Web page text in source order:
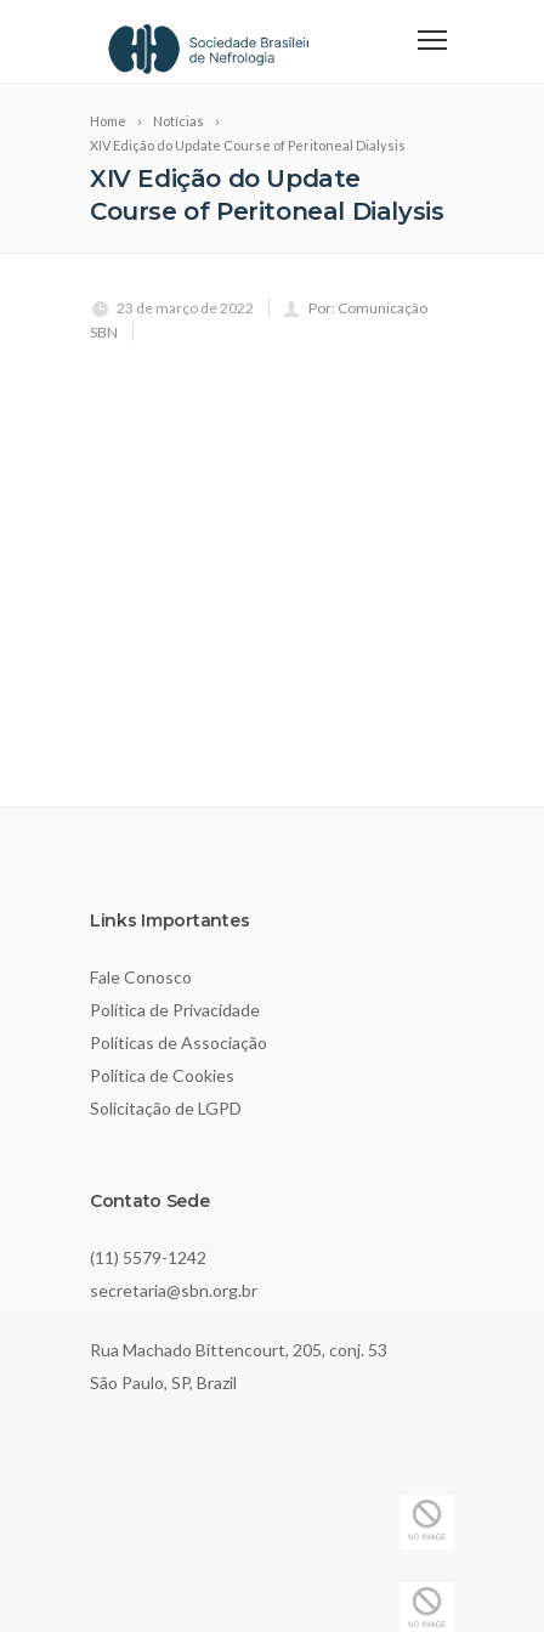
Home
Notícias
XIV Edição do Update Course of Peritoneal Dialysis
XIV Edição do Update
Course of Peritoneal Dialysis
23 de março de 2022
Por: Comunicação
SBN
Links Importantes
Fale Conosco
Política de Privacidade
Políticas de Associação
Política de Cookies
Solicitação de LGPD
Contato Sede
(11) 5579-1242
secretaria@sbn.org.br
Rua Machado Bittencourt, 205, conj. 53
São Paulo, SP, Brazil